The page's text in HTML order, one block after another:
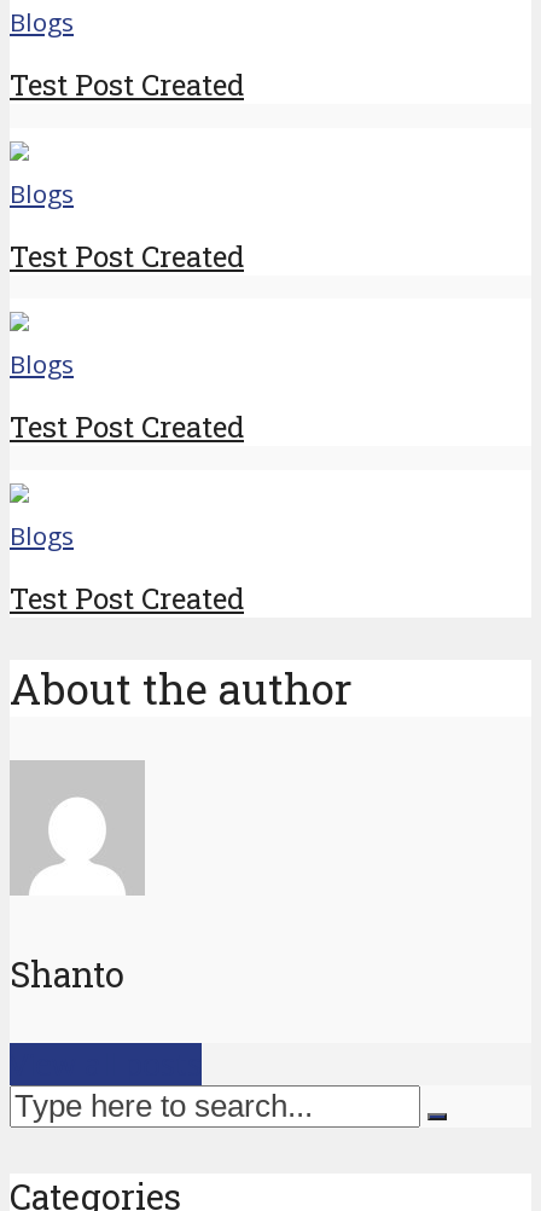
Blogs
Test Post Created
Blogs
Test Post Created
Blogs
Test Post Created
Blogs
Test Post Created
About the author
Shanto
Categories